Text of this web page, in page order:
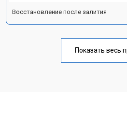
Восстановление после залития
Показать весь